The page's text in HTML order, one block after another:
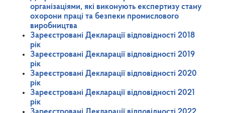
організаціями, які виконують експертизу стану
охорони праці та безпеки промислового
виробництва
Зареєстровані Декларації відповідності 2018
рік
Зареєстровані Декларації відповідності 2019
рік
Зареєстровані Декларації відповідності 2020
рік
Зареєстровані Декларації відповідності 2021
рік